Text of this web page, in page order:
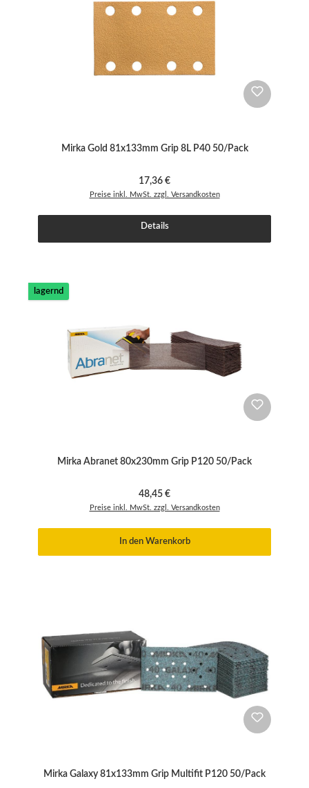
Mirka Gold 81x133mm Grip 8L P40 50/Pack
Regulärer Preis:
17,36 €
Preise inkl. MwSt. zzgl. Versandkosten
Details
lagernd
Mirka Abranet 80x230mm Grip P120 50/Pack
Regulärer Preis:
48,45 €
Preise inkl. MwSt. zzgl. Versandkosten
In den Warenkorb
Mirka Galaxy 81x133mm Grip Multifit P120 50/Pack